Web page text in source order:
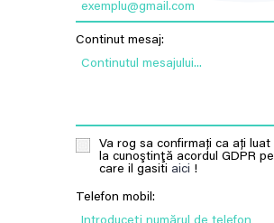
exemplu@gmail.com
Continut mesaj:
Continutul mesajului...
Va rog sa confirmați ca ați luat
la cunoştinţă acordul GDPR pe
care il gasiti aici !
Telefon mobil: